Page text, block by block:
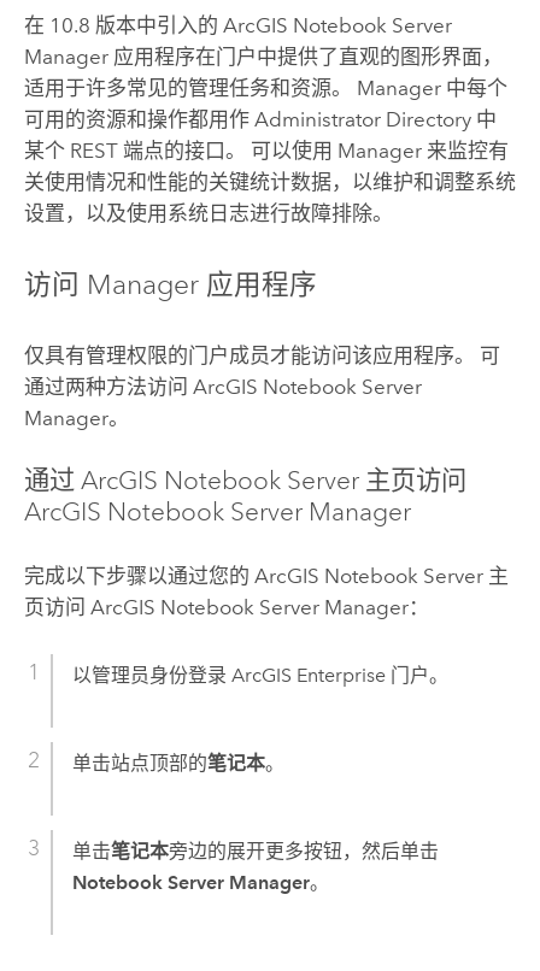
在 10.8 版本中引入的 ArcGIS Notebook Server
Manager 应用程序在门户中提供了直观的图形界面，
适用于许多常见的管理任务和资源。 Manager 中每个
可用的资源和操作都用作 Administrator Directory 中
某个 REST 端点的接口。 可以使用 Manager 来监控有
关使用情况和性能的关键统计数据，以维护和调整系统
设置，以及使用系统日志进行故障排除。
访问 Manager 应用程序
仅具有管理权限的门户成员才能访问该应用程序。 可
通过两种方法访问 ArcGIS Notebook Server
Manager。
通过ArcGIS Notebook Server主页访问
ArcGIS Notebook ServerManager
完成以下步骤以通过您的 ArcGIS Notebook Server主
页访问 ArcGIS Notebook ServerManager：
以管理员身份登录 ArcGIS Enterprise门户。
单击站点顶部的笔记本。
单击笔记本旁边的展开更多按钮，然后单击
Notebook Server Manager。